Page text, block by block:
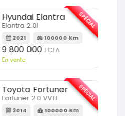
Hyundai Elantra
Elantra 2.0l
2021 100000 Km
9 800 000 FCFA
En vente
SPÉCIAL
Toyota Fortuner
Fortuner 2.0 VVTI
2014 100000 Km
SPÉCIAL